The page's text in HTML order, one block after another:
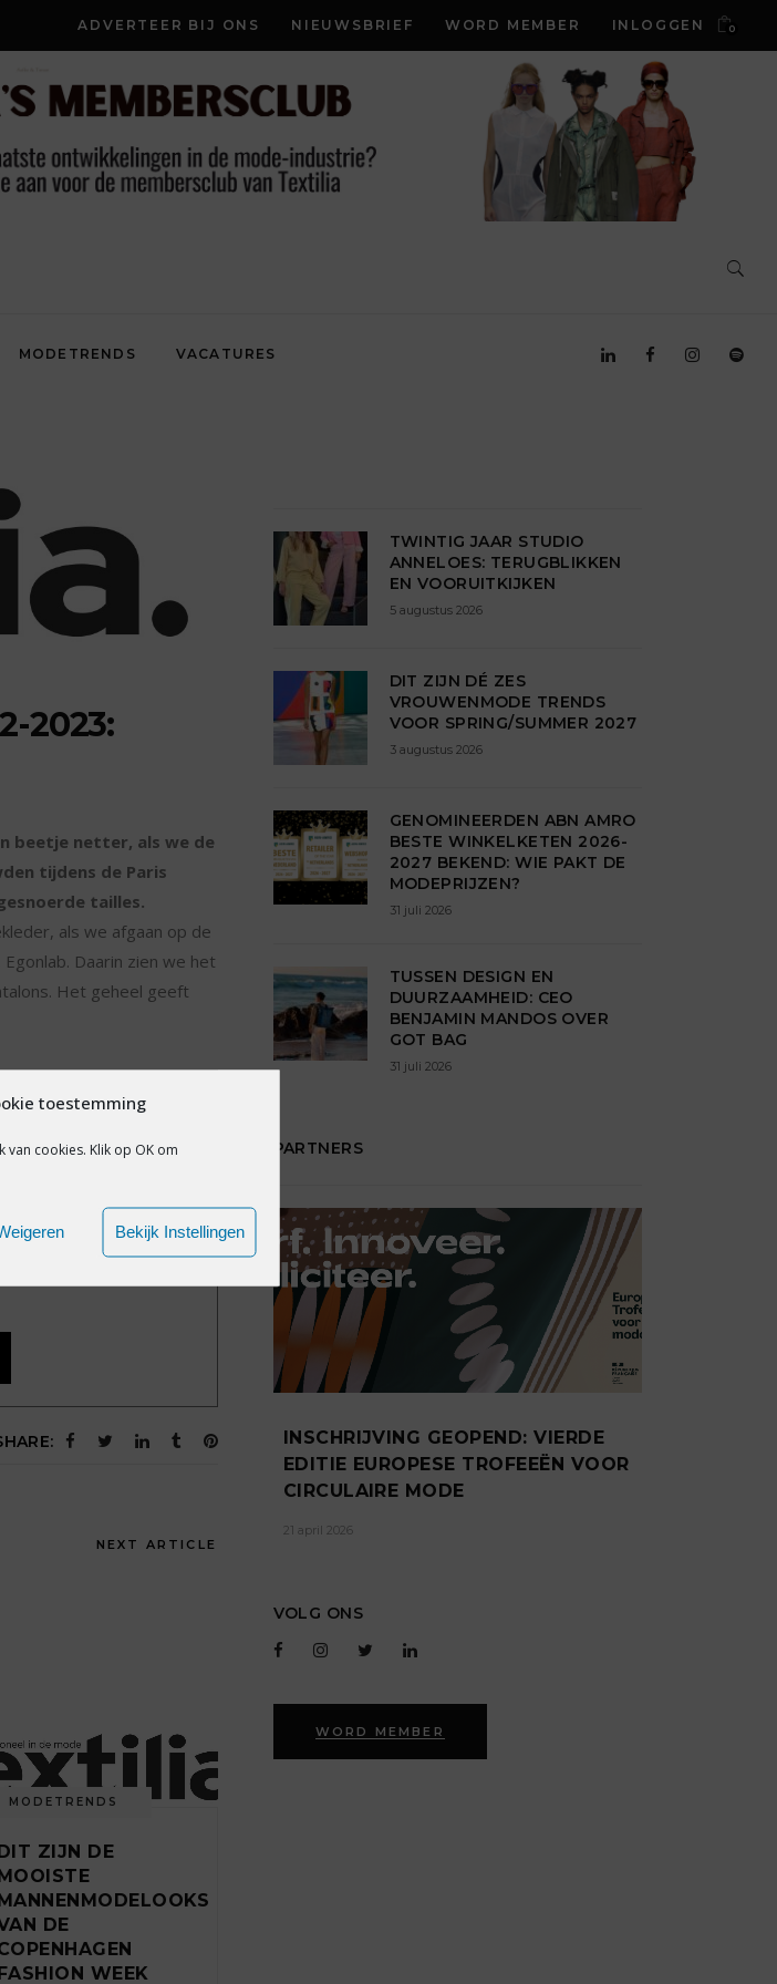
toestemming
van cookies. Klik op OK om
Bekijk Instellingen
ADVERTEER BIJ ONS NIEUWSBRIEF WORD MEMBER INLOGGEN 0
MODETRENDS VACATURES
2023:
beetje netter, als we de
tijdens de Paris
tailles.
als we afgaan op de
Daarin zien we het
Het geheel geeft
VOOR
archief van
NEXT ARTICLE
MODETRENDS
DIT ZIJN DE
MOOISTE
MANNENMODELOOKS
DE
FASHION WEEK
TWINTIG JAAR STUDIO
ANNELOES: TERUGBLIKKEN
EN VOORUITKIJKEN
5 augustus 2026
DIT ZIJN DÉ ZES
VROUWENMODE TRENDS
VOOR SPRING/SUMMER 2027
3 augustus 2026
GENOMINEERDEN ABN AMRO
BESTE WINKELKETEN 2026-
2027 BEKEND: WIE PAKT DE
MODEPRIJZEN?
31 juli 2026
TUSSEN DESIGN EN
DUURZAAMHEID: CEO
BENJAMIN MANDOS OVER
GOT BAG
31 juli 2026
PARTNERS
INSCHRIJVING GEOPEND: VIERDE
EDITIE EUROPESE TROFEEËN VOOR
CIRCULAIRE MODE
21 april 2026
VOLG ONS
WORD MEMBER